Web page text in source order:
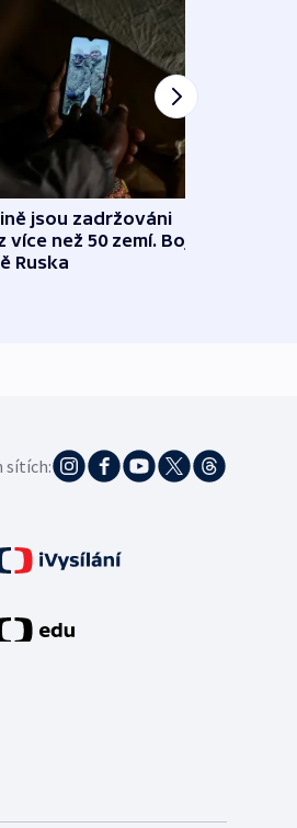
jsou zadržováni
více než 50 zemí. Bojovali
Ruska
sítích: